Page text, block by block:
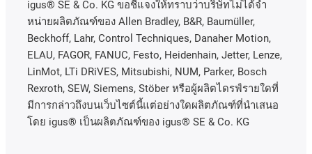
igus® SE & Co. KG ขอชี้แจงให้ทราบว่าบริษัทไม่ได้จํา
หน่ายผลิตภัณฑ์ของ Allen Bradley, B&R, Baumüller,
Beckhoff, Lahr, Control Techniques, Danaher Motion,
ELAU, FAGOR, FANUC, Festo, Heidenhain, Jetter, Lenze,
LinMot, LTi DRiVES, Mitsubishi, NUM, Parker, Bosch
Rexroth, SEW, Siemens, Stöber หรือผู้ผลิตไดรฟ์รายใดที่
มีการกล่าวถึงบนเว็บไซต์นี้แต่อย่างใดผลิตภัณฑ์ที่นําเสนอ
โดย igus® เป็นผลิตภัณฑ์ของ igus® SE & Co. KG